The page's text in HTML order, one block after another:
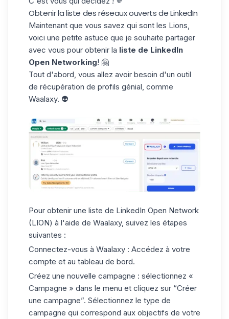
Obtenir la liste des réseaux ouverts de LinkedIn
Maintenant que vous savez qui sont les Lions,
voici une petite astuce que je souhaite partager
avec vous pour obtenir la liste de LinkedIn
Open Networking! 🤗
Tout d'abord, vous allez avoir besoin d'un outil
de récupération de profils génial, comme
Waalaxy. 👽
Pour obtenir une liste de LinkedIn Open Network
(LION) à l'aide de Waalaxy, suivez les étapes
suivantes :
Connectez-vous à Waalaxy : Accédez à votre
compte et au tableau de bord.
Créez une nouvelle campagne : sélectionnez «
Campagne » dans le menu et cliquez sur “Créer
une campagne”. Sélectionnez le type de
campagne qui correspond aux objectifs de votre